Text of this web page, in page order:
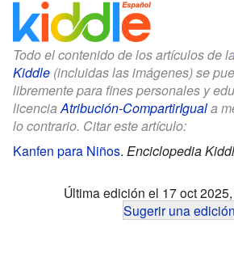
Todo el contenido de los artículos de la
Kiddle (incluidas las imágenes) se
libremente para fines personales y
licenciaAtribución-CompartirIguala
lo contrario. Citar este artículo:
Kanfen para Niños. Enciclopedia
Última edición el 17 oct
Sugerir una edición